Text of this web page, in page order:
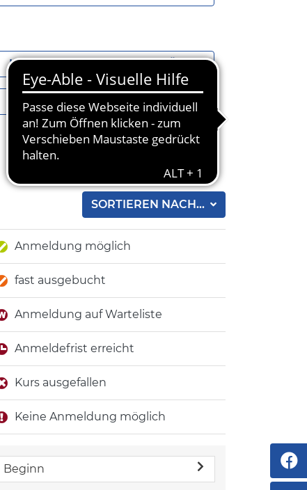
KUNST, KULTUR, KREATIVITÄT
GESCHENKGUTSCHEINE
SORTIEREN NACH...
Anmeldung möglich
fast ausgebucht
Anmeldung auf Warteliste
Anmeldefrist erreicht
Kurs ausgefallen
Keine Anmeldung möglich
Beginn